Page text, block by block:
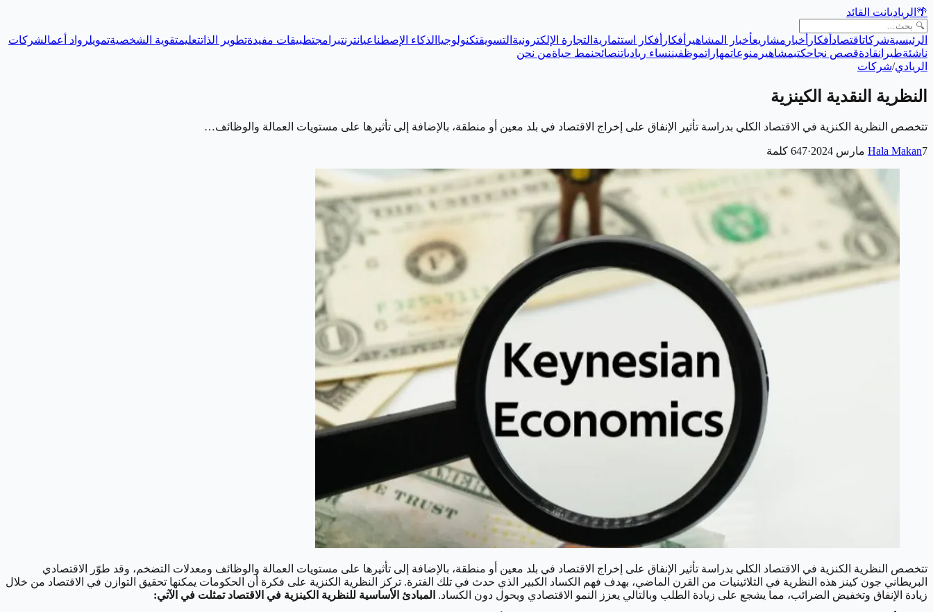
🌴 الرياديانت القائد
الرئيسيةشركاتاقتصاد أفكار أخبار مشاريعأخبار المشاهير أفكار أفكار استثمارية التجارة الإلكترونية التسويقتكنولوجيا الذكاء الإصطناعيانترنتبرامجتطبيقات مفيدةتطوير الذاتتعليمتقوية الشخصيةتمويلرواد أعمالشركات
ناشئةطيرانقادةقصص نجاحكتبمشاهير منوعاتمهاراتموظفيننساء ريادياتنصائحنمط حياةمن نحن
الريادي/شركات
النظرية النقدية الكينزية
تتخصص النظرية الكنزية في الاقتصاد الكلي بدراسة تأثير الإنفاق على إخراج الاقتصاد في بلد معين أو منطقة، بالإضافة إلى تأثيرها على مستويات العمالة والوظائف…
Hala Makan7 مارس 2024 ·
647 كلمة
تتخصص النظرية الكنزية في الاقتصاد الكلي بدراسة تأثير الإنفاق على إخراج الاقتصاد في بلد معين أو منطقة، بالإضافة إلى تأثيرها على مستويات العمالة والوظائف ومعدلات التضخم، وقد طوّر الاقتصادي
البريطاني جون كينز هذه النظرية في الثلاثينيات من القرن الماضي، بهدف فهم الكساد الكبير الذي حدث في تلك الفترة. تركز النظرية الكنزية على فكرة أن الحكومات يمكنها تحقيق التوازن في الاقتصاد من خلال
زيادة الإنفاق وتخفيض الضرائب، مما يشجع على زيادة الطلب وبالتالي يعزز النمو الاقتصادي ويحول دون الكساد. المبادئ الأساسية للنظرية الكينزية في الاقتصاد تمثلت في الآتي: